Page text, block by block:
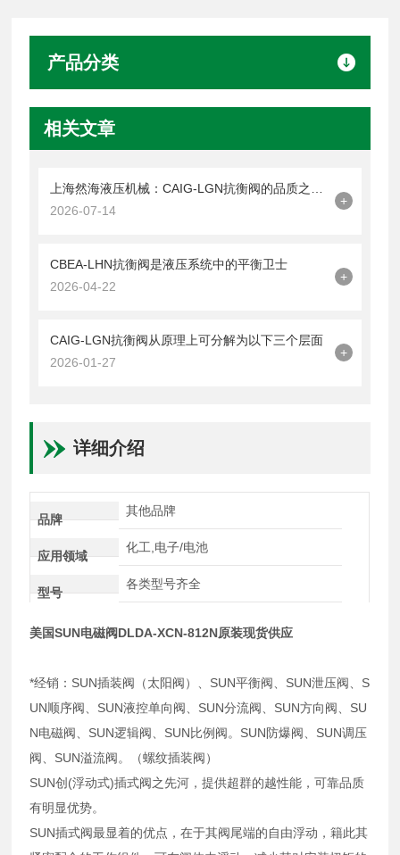
产品分类
相关文章
2026-07-14
+
CBEA-LHN抗衡阀是液压系统中的平衡卫士
2026-04-22
+
CAIG-LGN抗衡阀从原理上可分解为以下三个层面
2026-01-27
+
详细介绍
品牌
其他品牌
应用领域
化工,电子/电池
型号
各类型号齐全
美国SUN电磁阀DLDA-XCN-812N原装现货供应
*经销：SUN插装阀（太阳阀）、SUN平衡阀、SUN泄压阀、S
UN顺序阀、SUN液控单向阀、SUN分流阀、SUN方向阀、SU
N电磁阀、SUN逻辑阀、SUN比例阀。SUN防爆阀、SUN调压
阀、SUN溢流阀。（螺纹插装阀）
SUN创(浮动式)插式阀之先河，提供超群的越性能，可靠品质
有明显优势。
SUN插式阀最显着的优点，在于其阀尾端的自由浮动，籍此其